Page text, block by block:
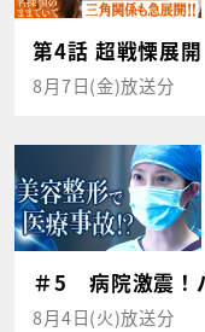
第4話 超戦慄展開
8月7日(金)放送分
＃5 病院激震！
8月4日(火)放送分